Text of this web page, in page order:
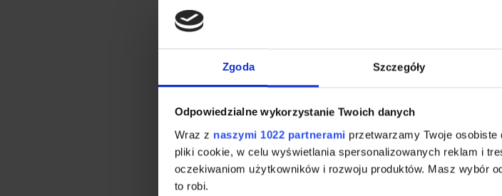
Zgoda Szczegóły
Odpowiedzialne wykorzystanie Twoich danych
Wraz z naszymi 1022 partnerami przetwarzamy Twoje
pliki cookie, w celu wyświetlania spersonalizowanych reklam i
oczekiwaniom użytkowników i rozwoju produktów. Masz wybór
to robi.
Czapka polarowa odblaskowa
Praktyczna czapka i komin 2 w 1 w kolorze
górnej części czapki. Wykończenie
Wersja:Uniwersalna